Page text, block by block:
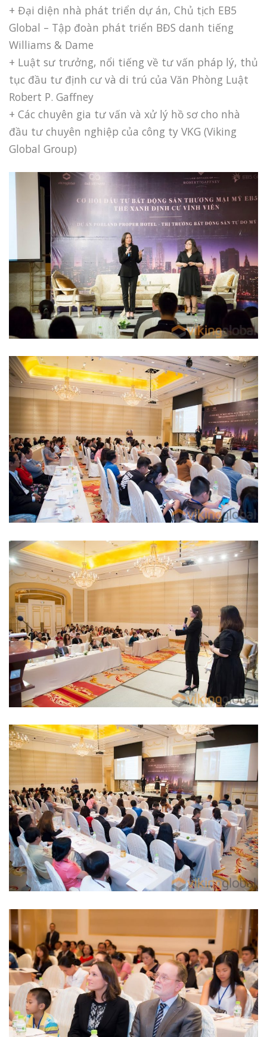
+ Đại diện nhà phát triển dự án, Chủ tịch EB5
Global – Tập đoàn phát triển BĐS danh tiếng
Williams & Dame
+ Luật sư trưởng, nổi tiếng về tư vấn pháp lý, thủ
tục đầu tư định cư và di trú của Văn Phòng Luật
Robert P. Gaffney
+ Các chuyên gia tư vấn và xử lý hồ sơ cho nhà
đầu tư chuyên nghiệp của công ty VKG (Viking
Global Group)